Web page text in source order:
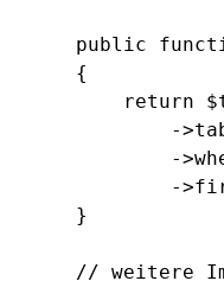
public
    {
return
-
-
-
    }
// weitere